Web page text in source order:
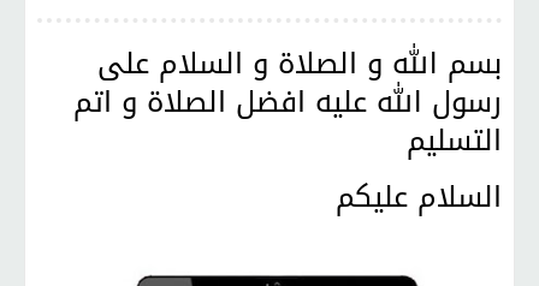
بسم الله و الصلاة و السلام على
رسول الله عليه افضل الصلاة و اتم
التسليم
السلام عليكم